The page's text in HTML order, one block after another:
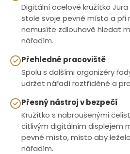
Digitální ocelové kružítko
stole svoje pevné místo a při
nemusíte zdlouhavě hledat
nářadím.
Přehledné pracoviště
Spolu s dalšími organizéry
udržet nářadí roztříděné a
Přesný nástroj v bezpečí
Kružítko s nabroušenými
citlivým digitálním displejem
pevné místo, místo aby
nářadím.